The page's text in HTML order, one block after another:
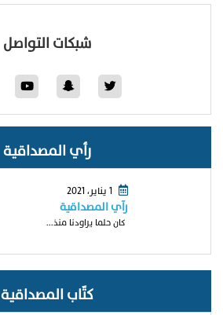
شبكات التواصل
رأي المصداقية
1 يناير، 2021
رآي المصداقية
كان حلما يراودنا منذ...
كتّاب المصداقية